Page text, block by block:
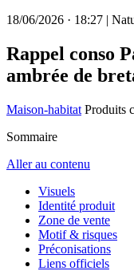
18/06/2026 · 18:27 |
Rappel conso
ambrée de
Maison-habitat Produits
Sommaire
Aller au contenu
Visuels
Identité produit
Zone de vente
Motif & risques
Préconisations
Liens officiels